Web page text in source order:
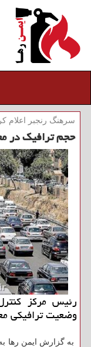
سرهنگ رنجبر اعلام
حجم ترافیك در
رئیس مرکز
وضعیت ترافیکی
به گزارش ایمن رها